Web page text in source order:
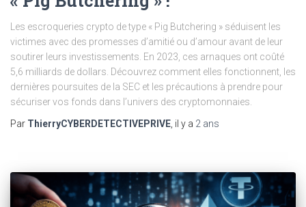
Les escroqueries crypto de type « Pig Butchering » séduisent les
victimes avec des promesses d’amitié ou d’amour avant de leur
soutirer leurs investissements. En 2023, ces arnaques ont coûté
5,6 milliards de dollars. Découvrez comment elles fonctionnent, les
dernières poursuites de la SEC et les précautions à prendre pour
sécuriser vos fonds dans l’univers des cryptomonnaies.
Par ThierryCYBERDETECTIVEPRIVE , il y a 2 ans